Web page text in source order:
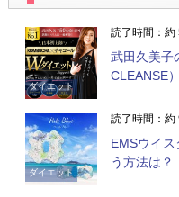
ダイエット
読了時間：約
武田久美子
CLEANSE
ダイエット
読了時間：約
EMSウイ
う方法は？